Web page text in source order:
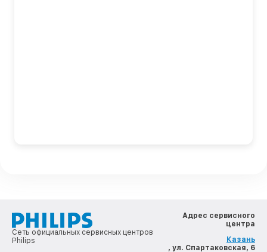
Сеть официальных сервисных центров
Philips
Адрес сервисного
центра
Казань
, ул. Спартаковская, 6